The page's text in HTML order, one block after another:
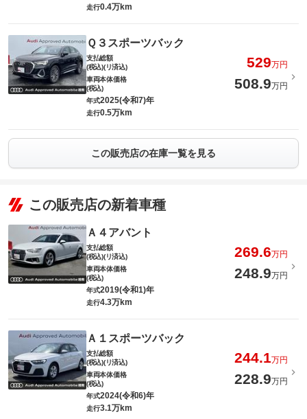
走行0.4万km
Ｑ３スポーツバック
支払総額
(税込)(リ済込)
529万円
車両本体価格
(税込)
508.9万円
年式2025(令和7)年
走行0.5万km
この販売店の在庫一覧を見る
この販売店の新着車種
Ａ４アバント
支払総額
(税込)(リ済込)
269.6万円
車両本体価格
(税込)
248.9万円
年式2019(令和1)年
走行4.3万km
Ａ１スポーツバック
支払総額
(税込)(リ済込)
244.1万円
車両本体価格
(税込)
228.9万円
年式2024(令和6)年
走行3.1万km